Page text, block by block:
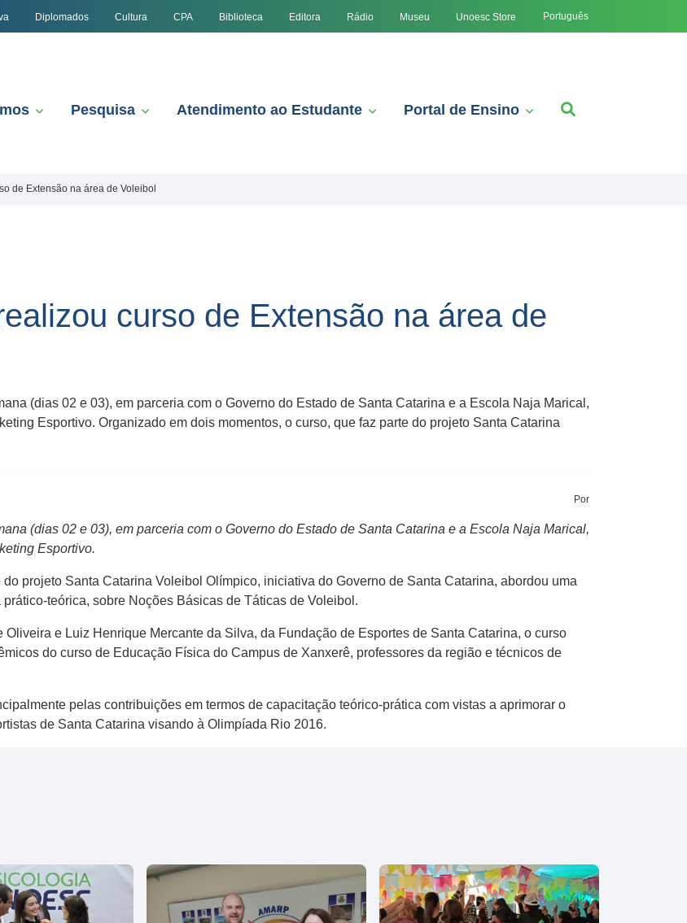
Diplomados Cultura CPA Biblioteca Editora Rádio Museu Unoesc Store Português
Pesquisa Atendimento ao Estudante Portal de Ensino
de Extensão na área de Voleibol
curso de Extensão na área de
(dias 02 e 03), em parceria com o Governo do Estado de Santa Catarina e a Escola Naja Marical,
Esportivo. Organizado em dois momentos, o curso, que faz parte do projeto Santa Catarina
Por
(dias 02 e 03), em parceria com o Governo do Estado de Santa Catarina e a Escola Naja Marical,
Esportivo.
projeto Santa Catarina Voleibol Olímpico, iniciativa do Governo de Santa Catarina, abordou uma
teórica, sobre Noções Básicas de Táticas de Voleibol.
e Luiz Henrique Mercante da Silva, da Fundação de Esportes de Santa Catarina, o curso
do curso de Educação Física do Campus de Xanxerê, professores da região e técnicos de
pelas contribuições em termos de capacitação teórico-prática com vistas a aprimorar o
de Santa Catarina visando à Olimpíada Rio 2016.